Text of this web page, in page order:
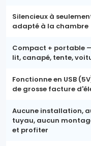
Silencieux à
adapté à la chambre
Compact + portable
lit, canapé, tente,
Fonctionne en USB
de grosse facture
Aucune installation,
tuyau, aucun
et profiter